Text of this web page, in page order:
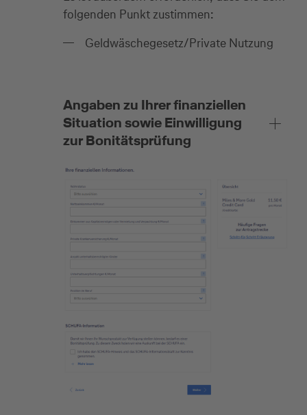
folgenden Punkt zustimmen:
Geldwäschegesetz/Private Nutzung
Angaben zu Ihrer finanziellen
Situation sowie Einwilligung
zur Bonitätsprüfung